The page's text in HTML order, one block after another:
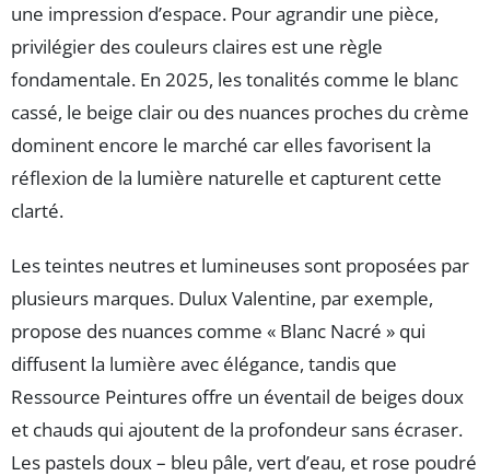
une impression d’espace. Pour agrandir une pièce,
privilégier des couleurs claires est une règle
fondamentale. En 2025, les tonalités comme le blanc
cassé, le beige clair ou des nuances proches du crème
dominent encore le marché car elles favorisent la
réflexion de la lumière naturelle et capturent cette
clarté.
Les teintes neutres et lumineuses sont proposées par
plusieurs marques. Dulux Valentine, par exemple,
propose des nuances comme « Blanc Nacré » qui
diffusent la lumière avec élégance, tandis que
Ressource Peintures offre un éventail de beiges doux
et chauds qui ajoutent de la profondeur sans écraser.
Les pastels doux – bleu pâle, vert d’eau, et rose poudré